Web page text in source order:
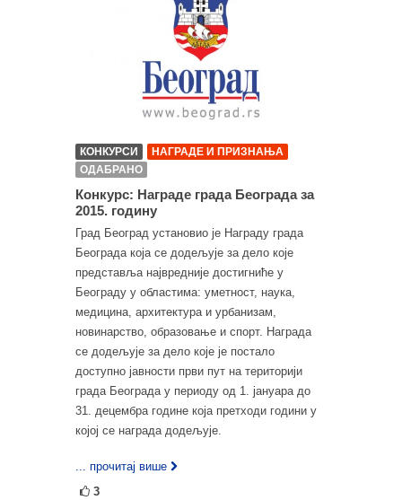
КОНКУРСИ
НАГРАДЕ И ПРИЗНАЊА
ОДАБРАНО
Конкурс: Награде града Београда за
2015. годину
Град Београд установио је Награду града
Београда која се додељује за дело које
представља највредније достигниће у
Београду у областима: уметност, наука,
медицина, архитектура и урбанизам,
новинарство, образовање и спорт. Награда
се додељује за дело које је постало
доступно јавности први пут на територији
града Београда у периоду од 1. јануара до
31. децембра године која претходи години у
којој се награда додељује.
... прочитај више
3